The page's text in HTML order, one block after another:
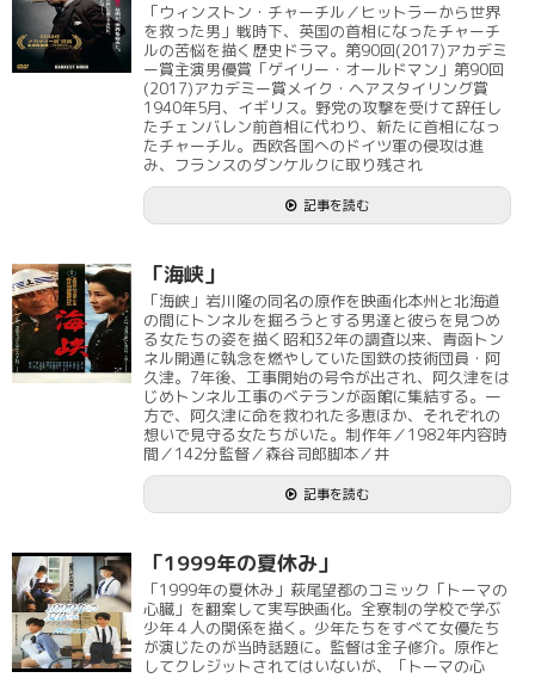
「ウィンストン・チャーチル／ヒットラーから世界
を救った男」戦時下、英国の首相になったチャーチ
ルの苦悩を描く歴史ドラマ。第90回(2017)アカデミ
ー賞主演男優賞「ゲイリー・オールドマン」第90回
(2017)アカデミー賞メイク・ヘアスタイリング賞
1940年5月、イギリス。野党の攻撃を受けて辞任し
たチェンバレン前首相に代わり、新たに首相になっ
たチャーチル。西欧各国へのドイツ軍の侵攻は進
み、フランスのダンケルクに取り残され
記事を読む
「海峡」
「海峡」岩川隆の同名の原作を映画化本州と北海道
の間にトンネルを掘ろうとする男達と彼らを見つめ
る女たちの姿を描く昭和32年の調査以来、青函トン
ネル開通に執念を燃やしていた国鉄の技術団員・阿
久津。7年後、工事開始の号令が出され、阿久津をは
じめトンネル工事のベテランが函館に集結する。一
方で、阿久津に命を救われた多恵ほか、それぞれの
想いで見守る女たちがいた。制作年／1982年内容時
間／142分監督／森谷司郎脚本／井
記事を読む
「1999年の夏休み」
「1999年の夏休み」萩尾望都のコミック「トーマの
心臓」を翻案して実写映画化。全寮制の学校で学ぶ
少年４人の関係を描く。少年たちをすべて女優たち
が演じたのが当時話題に。監督は金子修介。原作と
してクレジットされてはいないが、「トーマの心